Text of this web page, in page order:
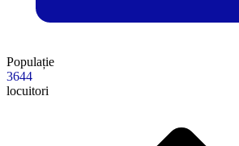
Populație
3644
locuitori